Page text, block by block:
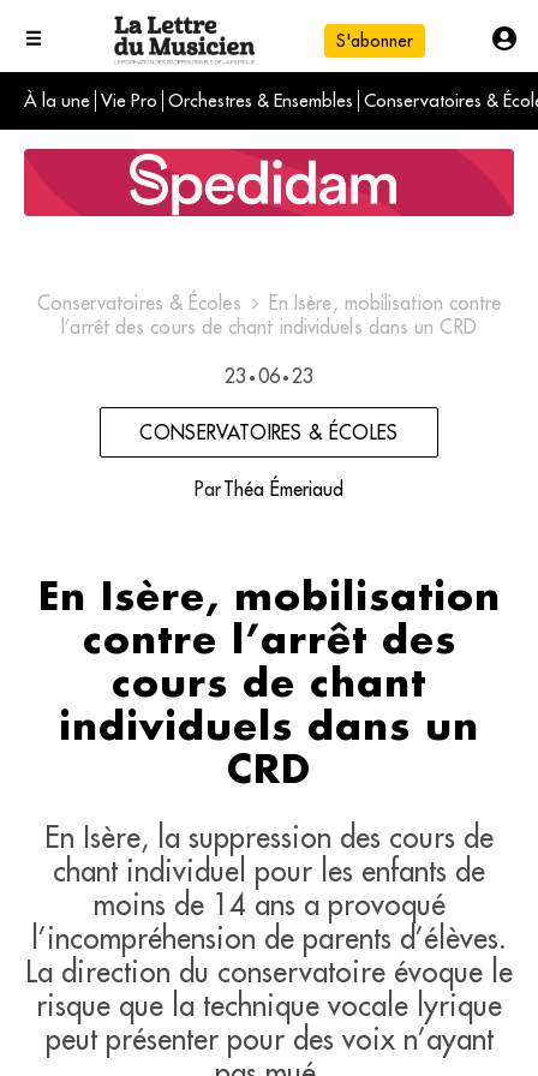
S'abonner
À la une Vie Pro Orchestres & Ensembles Conservatoires &
L'info du jour
Le numéro du mois
International
Conservatoires & Écoles
En Isère, mobilisation contre
l’arrêt des cours de chant individuels dans un CRD
23 • 06 • 23
CONSERVATOIRES & ÉCOLES
ParThéa Émeriaud
En Isère, mobilisation
contre l’arrêt des
cours de chant
individuels dans un
CRD
En Isère, la suppression des cours de
chant individuel pour les enfants de
moins de 14 ans a provoqué
l’incompréhension de parents d’élèves.
La direction du conservatoire évoque le
risque que la technique vocale lyrique
peut présenter pour des voix n’ayant